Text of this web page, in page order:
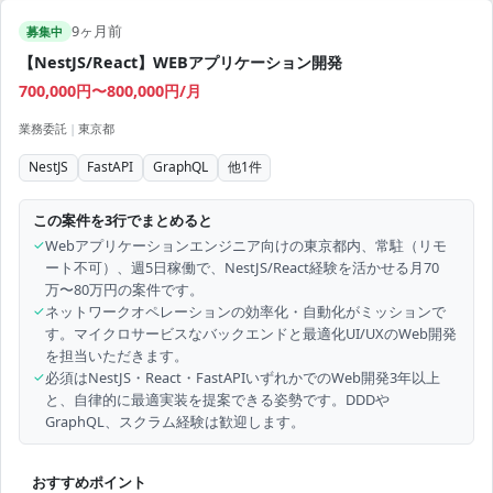
募集中 9ヶ月前
【NestJS/React】WEBアプリケーション開発
700,000円〜800,000円/月
業務委託 | 東京都
NestJS FastAPI GraphQL 他1件
この案件を3行でまとめると
✓Webアプリケーションエンジニア向けの東京都内、常駐（リモ
ート不可）、週5日稼働で、NestJS/React経験を活かせる月70
万〜80万円の案件です。
✓ネットワークオペレーションの効率化・自動化がミッションで
す。マイクロサービスなバックエンドと最適化UI/UXのWeb開発
を担当いただきます。
✓必須はNestJS・React・FastAPIいずれかでのWeb開発3年以上
と、自律的に最適実装を提案できる姿勢です。DDDや
GraphQL、スクラム経験は歓迎します。
おすすめポイント